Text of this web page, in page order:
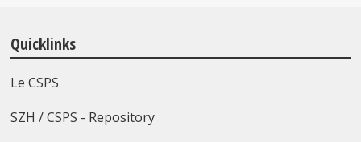
Quicklinks
Le CSPS
SZH / CSPS - Repository